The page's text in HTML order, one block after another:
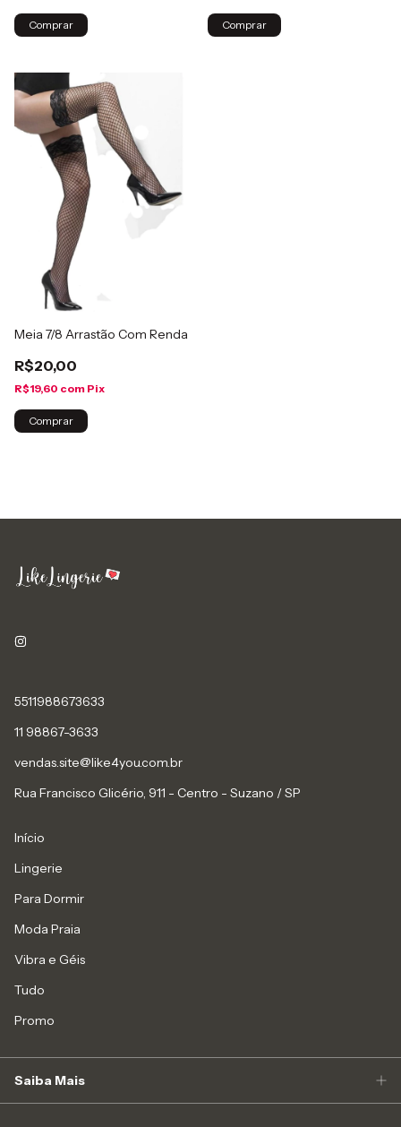
Comprar Comprar
Meia 7/8 Arrastão Com Renda
R$20,00
R$19,60 com Pix
Comprar
5511988673633
11 98867-3633
vendas.site@like4you.com.br
Rua Francisco Glicério, 911 - Centro - Suzano / SP
Início
Lingerie
Para Dormir
Moda Praia
Vibra e Géis
Tudo
Promo
Saiba Mais